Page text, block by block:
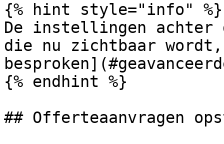
{% hint style="info" %}
De instellingen achter
die nu zichtbaar wordt,
{% endhint %}
## Offerteaanvragen